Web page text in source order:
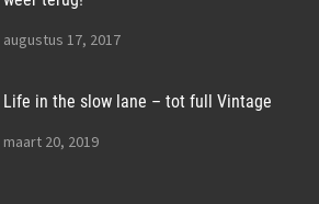
augustus 17, 2017
Life in the slow lane – tot full Vintage
maart 20, 2019